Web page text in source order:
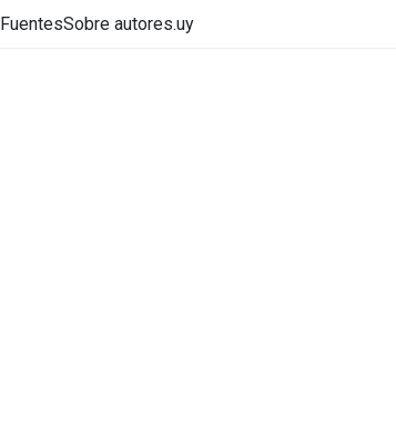
FuentesSobre autores.uy